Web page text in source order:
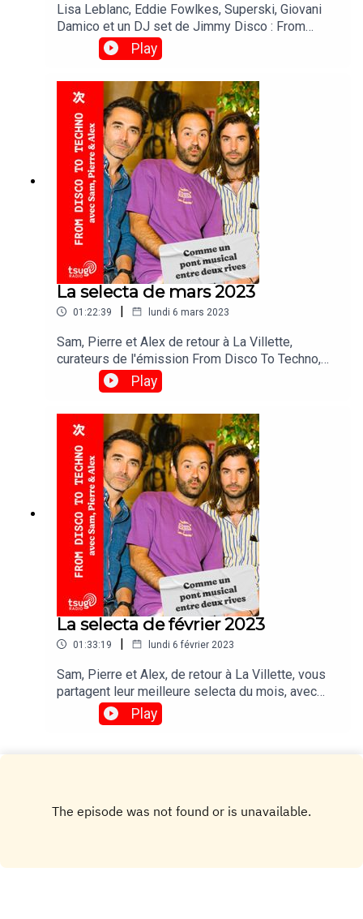
Lisa Leblanc, Eddie Fowlkes, Superski, Giovani
Damico et un DJ set de Jimmy Disco : From
Disco To Techno avec Sam et Alex en direct de la
Folie L1.
Play
La selecta de mars 2023
01:22:39 | lundi 6 mars 2023
Sam, Pierre et Alex de retour à La Villette,
curateurs de l'émission From Disco To Techno,
vous partagent leur meilleure selecta du mois !
Play
La selecta de février 2023
01:33:19 | lundi 6 février 2023
Sam, Pierre et Alex, de retour à La Villette, vous
partagent leur meilleure selecta du mois, avec
Byron the Aquarius, Marcus Paulson, Chez
Damier, Paci Paciana et j'en passe !
Play